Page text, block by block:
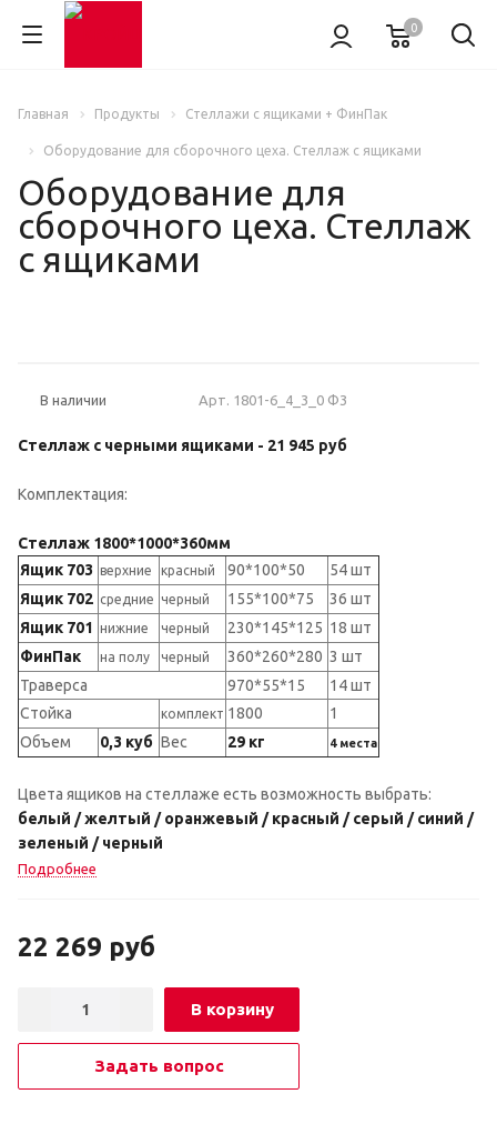
0
Главная Продукты Стеллажи с ящиками + ФинПак
Оборудование для сборочного цеха. Стеллаж с ящиками
Оборудование для
сборочного цеха. Стеллаж
с ящиками
В наличии Арт. 1801-6_4_3_0 Ф3
Стеллаж с черными ящиками - 21 945 руб
Комплектация:
Стеллаж 1800*1000*360мм
Ящик 703 верхние красный 90*100*50
54 шт
Ящик 702 средние черный 155*100*75
36 шт
Ящик 701 нижние черный 230*145*125 18 шт
ФинПак
на полу черный 360*260*280 3 шт
Траверса
970*55*15
14 шт
Стойка
комплект 1800
1
Объем
0,3 куб Вес 29 кг 4 места
Цвета ящиков на стеллаже есть возможность выбрать:
белый / желтый / оранжевый / красный / серый / синий /
зеленый / черный
Подробнее
22 269 руб
В корзину
Задать вопрос